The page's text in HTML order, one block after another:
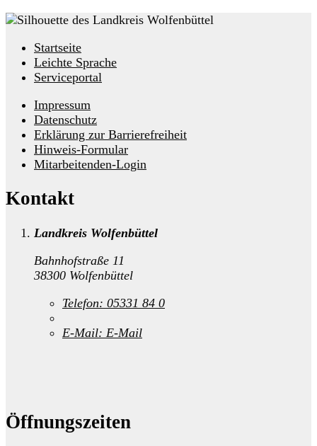
Startseite
Leichte Sprache
Serviceportal
Impressum
Datenschutz
Erklärung zur Barrierefreiheit
Hinweis-Formular
Mitarbeitenden-Login
Kontakt
Landkreis Wolfenbüttel
Bahnhofstraße 11
38300 Wolfenbüttel
Telefon: 05331 84 0
E-Mail: E-Mail
Öffnungszeiten